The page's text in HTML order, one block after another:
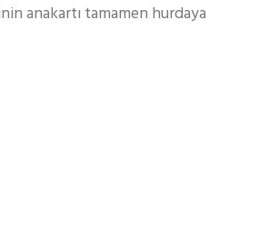
anakartı tamamen hurdaya